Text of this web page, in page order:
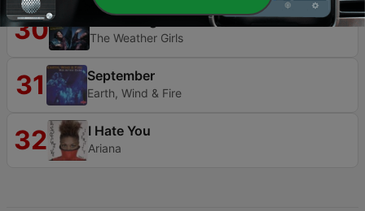
30 It's Raining Men
The Weather Girls
31 September
Earth, Wind & Fire
32 I Hate You
Ariana